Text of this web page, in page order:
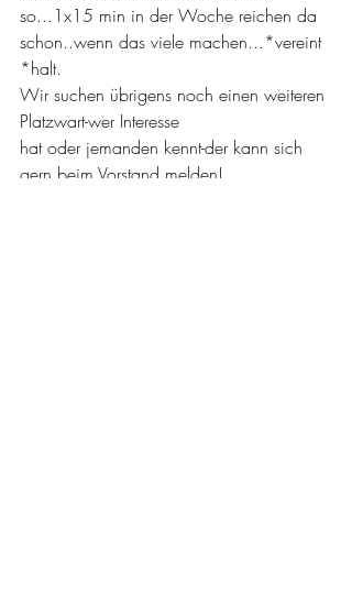
so...1x15 min in der Woche reichen da
schon..wenn das viele machen...*vereint
*halt.
Wir suchen übrigens noch einen weiteren
Platzwart-wer Interesse
hat oder jemanden kennt-der kann sich
gern beim Vorstand melden!